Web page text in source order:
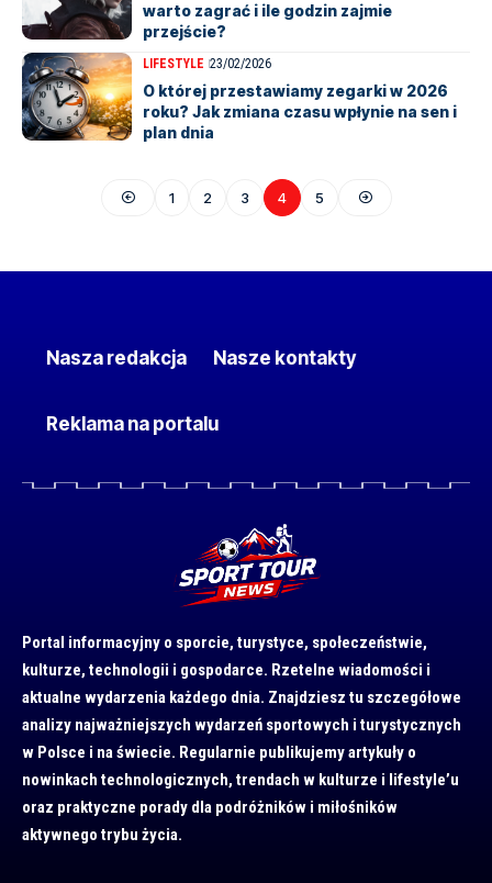
warto zagrać i ile godzin zajmie
przejście?
LIFESTYLE 23/02/2026
O której przestawiamy zegarki w 2026
roku? Jak zmiana czasu wpłynie na sen i
plan dnia
1 2 3 4 5
Nasza redakcja Nasze kontakty
Reklama na portalu
Portal informacyjny o sporcie, turystyce, społeczeństwie,
kulturze, technologii i gospodarce. Rzetelne wiadomości i
aktualne wydarzenia każdego dnia. Znajdziesz tu szczegółowe
analizy najważniejszych wydarzeń sportowych i turystycznych
w Polsce i na świecie. Regularnie publikujemy artykuły o
nowinkach technologicznych, trendach w kulturze i lifestyle’u
oraz praktyczne porady dla podróżników i miłośników
aktywnego trybu życia.